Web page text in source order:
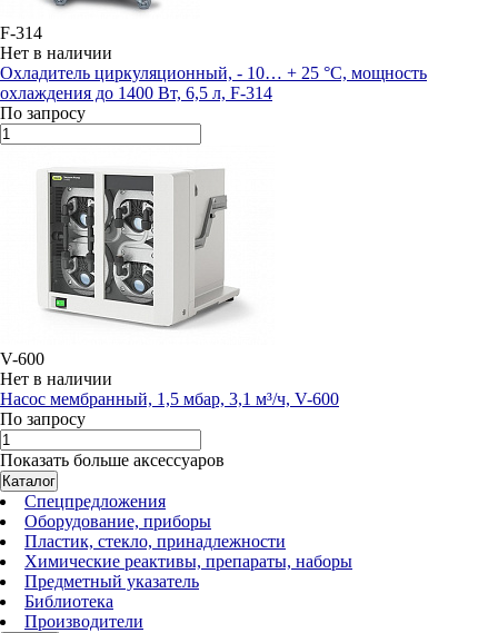
F-314
Нет в наличии
Охладитель циркуляционный, - 10… + 25 °С, мощность
охлаждения до 1400 Вт, 6,5 л, F-314
По запросу
V-600
Нет в наличии
Насос мембранный, 1,5 мбар, 3,1 м³/ч, V-600
По запросу
Показать больше аксессуаров
Каталог
Спецпредложения
Оборудование, приборы
Пластик, стекло, принадлежности
Химические реактивы, препараты, наборы
Предметный указатель
Библиотека
Производители